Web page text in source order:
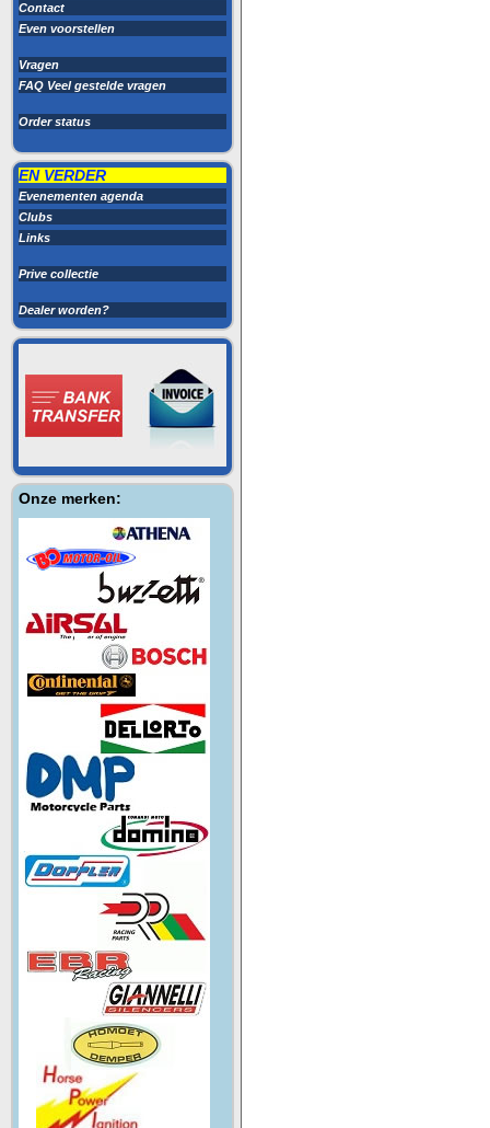
Contact
Even voorstellen
Vragen
FAQ Veel gestelde vragen
Order status
EN VERDER
Evenementen agenda
Clubs
Links
Prive collectie
Dealer worden?
Onze merken: